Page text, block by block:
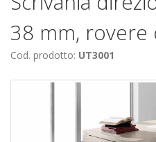
38 mm, rovere
Cod. prodotto: UT3001